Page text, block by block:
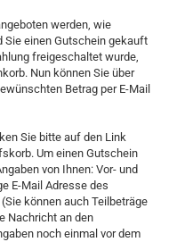
werden, wie
Sie einen Gutschein gekauft
freigeschaltet wurde,
Nun können Sie über
Betrag per E-Mail
Sie bitte auf den Link
Um einen Gutschein
von Ihnen: Vor- und
E-Mail Adresse des
können auch Teilbeträge
Nachricht an den
noch einmal vor dem